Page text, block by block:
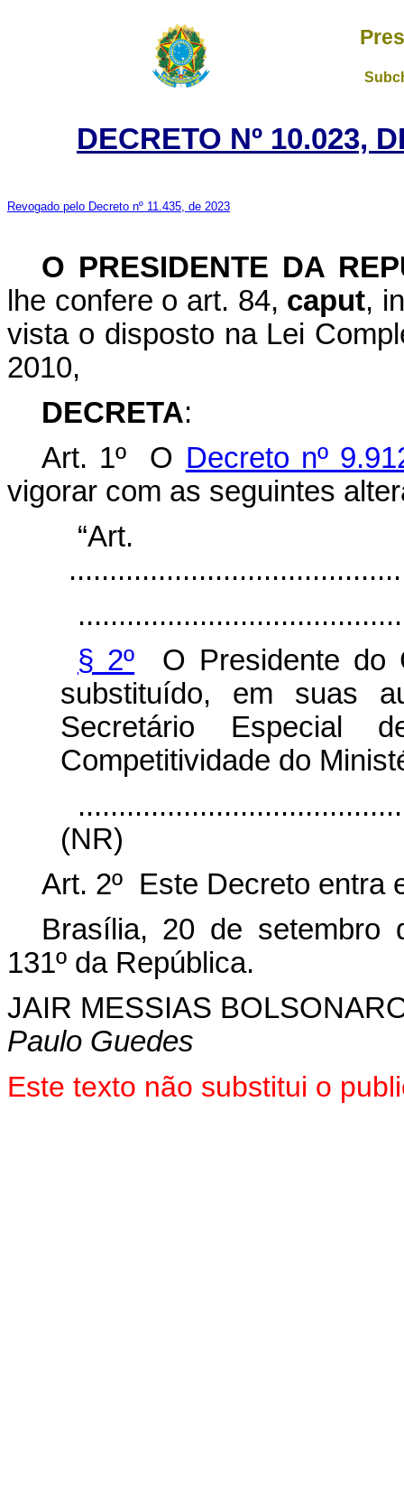
DECRETO Nº 10.023,
Revogado pelo Decreto nº 11.435, de 2023
O PRESIDENTE DA
lhe confere o art. 84, caput,
vista o disposto na Lei
2010,
DECRETA:
Art. 1º O Decreto nº
vigorar com as seguintes
§ 2º O Presidente do
substituído, em suas
Secretário Especial
Competitividade do
(NR)
Art. 2º Este Decreto entra
Brasília, 20 de setembro
131º da República.
JAIR MESSIAS
Paulo Guedes
Este texto não substitui o